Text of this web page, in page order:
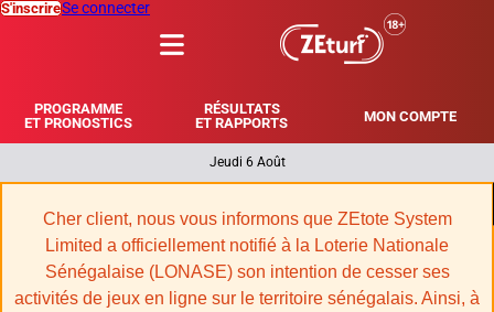
PROGRAMME
ET PRONOSTICS
RÉSULTATS
ET RAPPORTS
MON COMPTE
S'inscrireSe connecter
Jeudi 6 Août
Cher client, nous vous informons que ZEtote System
Limited a officiellement notifié à la Loterie Nationale
Sénégalaise (LONASE) son intention de cesser ses
activités de jeux en ligne sur le territoire sénégalais. Ainsi, à